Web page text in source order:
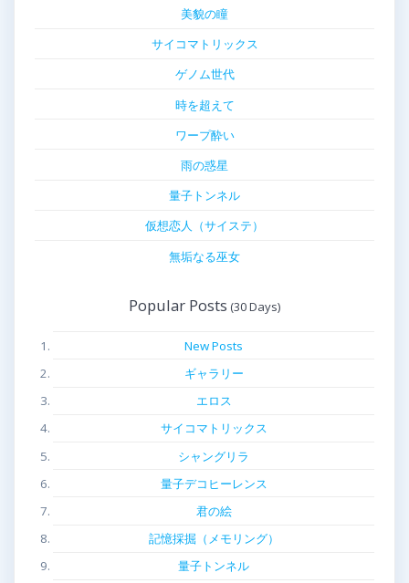
美貌の瞳
サイコマトリックス
ゲノム世代
時を超えて
ワープ酔い
雨の惑星
量子トンネル
仮想恋人（サイステ）
無垢なる巫女
Popular Posts
New Posts
ギャラリー
エロス
サイコマトリックス
シャングリラ
量子デコヒーレンス
君の絵
記憶採掘（メモリング）
量子トンネル